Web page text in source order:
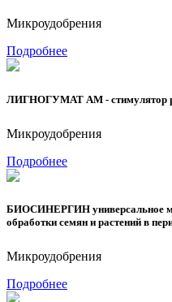
Микроудобрения
Подробнее
ЛИГНОГУМАТ АМ - стимулятор
Микроудобрения
Подробнее
БИОСИНЕРГИН универсальное
обработки семян и растений в
Микроудобрения
Подробнее